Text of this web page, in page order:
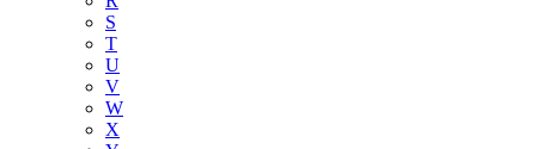
S
T
U
V
W
X